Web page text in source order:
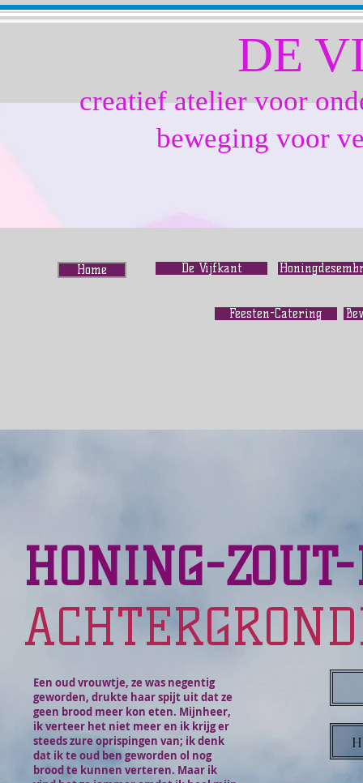
DE
creatief atelier voor
beweging voor
Home De Vijfkant
Feesten-Catering
HONING-
Een oud vrouwtje, ze was negentig
geworden, drukte haar spijt uit dat ze
geen brood meer kon eten. Mijnheer,
ik verteer het niet meer en ik krijg er
steeds zure oprispingen van; ik denk
dat ik te oud ben geworden ol nog
brood te kunnen verteren. Maar ik